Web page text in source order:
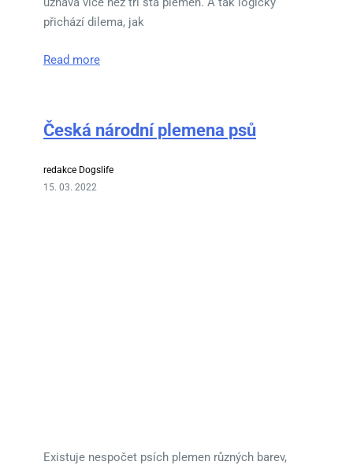
přichází dilema, jak
Read more
Česká národní plemena psů
redakce Dogslife
15. 03. 2022
Existuje nespočet psích plemen různých barev,